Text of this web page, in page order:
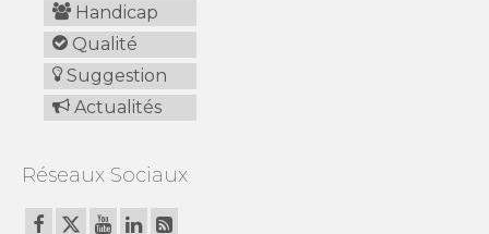
Handicap
Qualité
Suggestion
Actualités
Réseaux Sociaux